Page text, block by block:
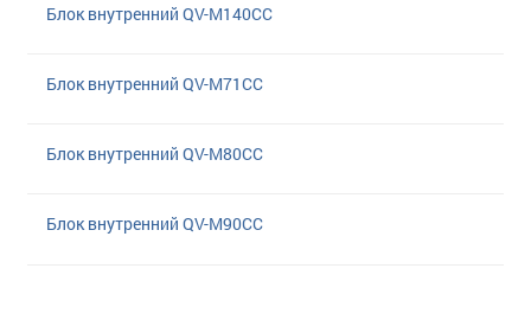
Блок внутренний QV-M140CC
Блок внутренний QV-M71CC
Блок внутренний QV-M80CC
Блок внутренний QV-M90CC